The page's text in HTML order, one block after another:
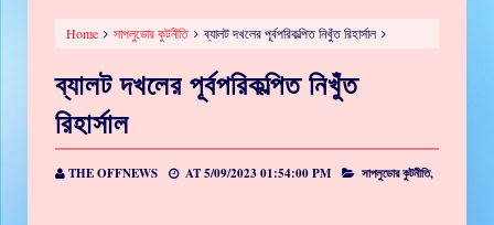
Home সাপলুডোর কুটনীতি ব্যালট দখলের পূর্বপরিকল্পিত নিখুঁত রিহার্সাল
ব্যালট দখলের পূর্বপরিকল্পিত নিখুঁত
রিহার্সাল
THE OFFNEWS AT5/09/2023 01:54:00 PM সাপলুডোর কুটনীতি,